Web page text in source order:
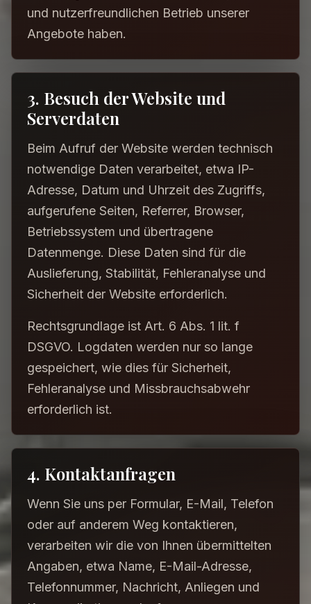
und nutzerfreundlichen Betrieb unserer
Angebote haben.
3. Besuch der Website und
Serverdaten
Beim Aufruf der Website werden technisch
notwendige Daten verarbeitet, etwa IP-
Adresse, Datum und Uhrzeit des Zugriffs,
aufgerufene Seiten, Referrer, Browser,
Betriebssystem und übertragene
Datenmenge. Diese Daten sind für die
Auslieferung, Stabilität, Fehleranalyse und
Sicherheit der Website erforderlich.
Rechtsgrundlage ist Art. 6 Abs. 1 lit. f
DSGVO. Logdaten werden nur so lange
gespeichert, wie dies für Sicherheit,
Fehleranalyse und Missbrauchsabwehr
erforderlich ist.
4. Kontaktanfragen
Wenn Sie uns per Formular, E-Mail, Telefon
oder auf anderem Weg kontaktieren,
verarbeiten wir die von Ihnen übermittelten
Angaben, etwa Name, E-Mail-Adresse,
Telefonnummer, Nachricht, Anliegen und